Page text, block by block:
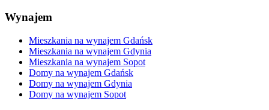
Wynajem
Mieszkania na wynajem Gdańsk
Mieszkania na wynajem Gdynia
Mieszkania na wynajem Sopot
Domy na wynajem Gdańsk
Domy na wynajem Gdynia
Domy na wynajem Sopot